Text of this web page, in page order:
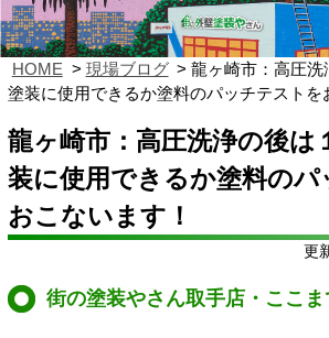
HOME 現場ブログ
龍ヶ崎市：高圧
塗装に使用できるか塗料のパッチテストを
龍ヶ崎市：高圧洗浄の後は
装に使用できるか塗料の
おこないます！
更
街の塗装やさん取手店・ここま